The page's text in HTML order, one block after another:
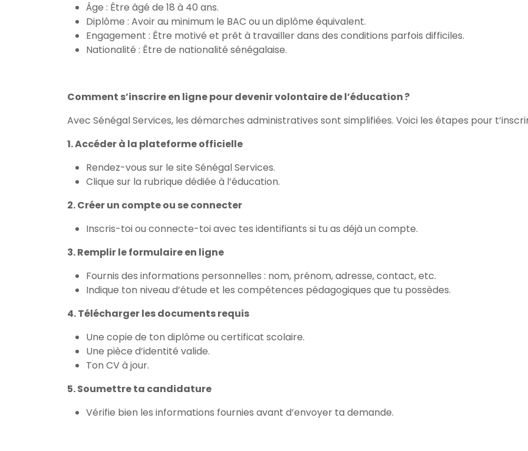
Âge : Être âgé de 18 à 40 ans.
Diplôme : Avoir au minimum le BAC ou un diplôme équivalent.
Engagement : Être motivé et prêt à travailler dans des conditions parfois difficiles.
Nationalité : Être de nationalité sénégalaise.
Comment s’inscrire en ligne pour devenir volontaire de l’éducation ?
Avec Sénégal Services, les démarches administratives sont simplifiées. Voici les étapes pour
1. Accéder à la plateforme officielle
Rendez-vous sur le site Sénégal Services.
Clique sur la rubrique dédiée à l’éducation.
2. Créer un compte ou se connecter
Inscris-toi ou connecte-toi avec tes identifiants si tu as déjà un compte.
3. Remplir le formulaire en ligne
Fournis des informations personnelles : nom, prénom, adresse, contact, etc.
Indique ton niveau d’étude et les compétences pédagogiques que tu possèdes.
4. Télécharger les documents requis
Une copie de ton diplôme ou certificat scolaire.
Une pièce d’identité valide.
Ton CV à jour.
5. Soumettre ta candidature
Vérifie bien les informations fournies avant d’envoyer ta demande.